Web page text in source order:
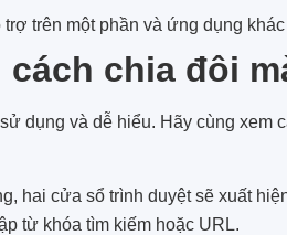
trên một phần và ứng dụng khác
chia đôi
dụng và dễ hiểu. Hãy cùng xem
hai cửa sổ trình duyệt sẽ xuất
từ khóa tìm kiếm hoặc URL.